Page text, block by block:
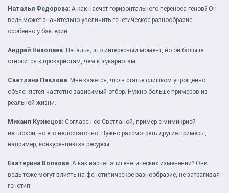
Наталья Федорова: А как насчет горизонтального переноса генов? Он
ведь может значительно увеличить генетическое разнообразие,
особенно у бактерий.
Андрей Николаев: Наталья, это интересный момент, но он больше
относится к прокариотам, чем к эукариотам.
Светлана Павлова: Мне кажется, что в статье слишком упрощенно
объясняется частотно-зависимый отбор. Нужно больше примеров из
реальной жизни.
Михаил Кузнецов: Согласен со Светланой, пример с мимикрией
неплохой, но его недостаточно. Нужно рассмотреть другие примеры,
например, конкуренцию за ресурсы.
Екатерина Волкова: А как насчет эпигенетических изменений? Они
ведь тоже могут влиять на фенотипическое разнообразие, не затрагивая
генотип.